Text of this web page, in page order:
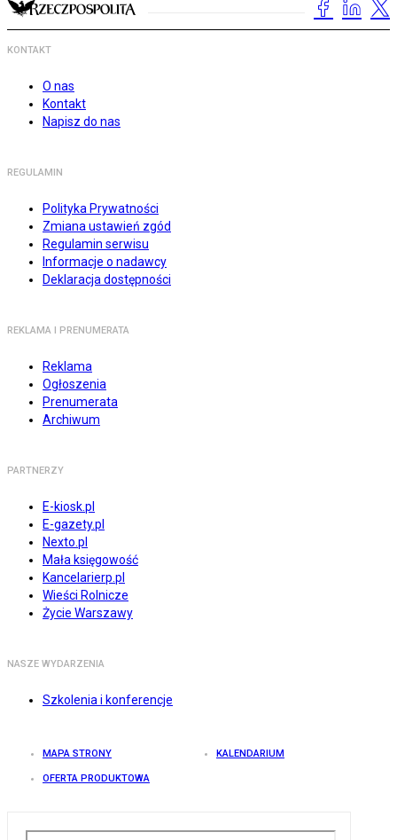
KONTAKT
O nas
Kontakt
Napisz do nas
REGULAMIN
Polityka Prywatności
Zmiana ustawień zgód
Regulamin serwisu
Informacje o nadawcy
Deklaracja dostępności
REKLAMA I PRENUMERATA
Reklama
Ogłoszenia
Prenumerata
Archiwum
PARTNERZY
E-kiosk.pl
E-gazety.pl
Nexto.pl
Mała księgowość
Kancelarierp.pl
Wieści Rolnicze
Życie Warszawy
NASZE WYDARZENIA
Szkolenia i konferencje
MAPA STRONY KALENDARIUM
OFERTA PRODUKTOWA